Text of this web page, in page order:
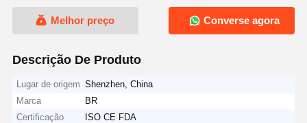
Melhor preço Converse agora
Descrição De Produto
Lugar de origem Shenzhen, China
Marca
BR
Certificação
ISO CE FDA